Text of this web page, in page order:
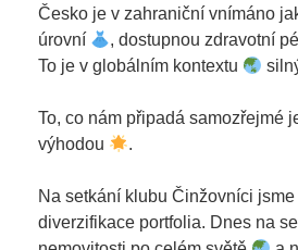
Česko je v zahraniční vnímáno
úrovní
, dostupnou zdravotní
To je v globálním kontextu
To, co nám připadá samozřejmé
výhodou
.
Na setkání klubu Činžovníci
diverzifikace portfolia. Dnes na